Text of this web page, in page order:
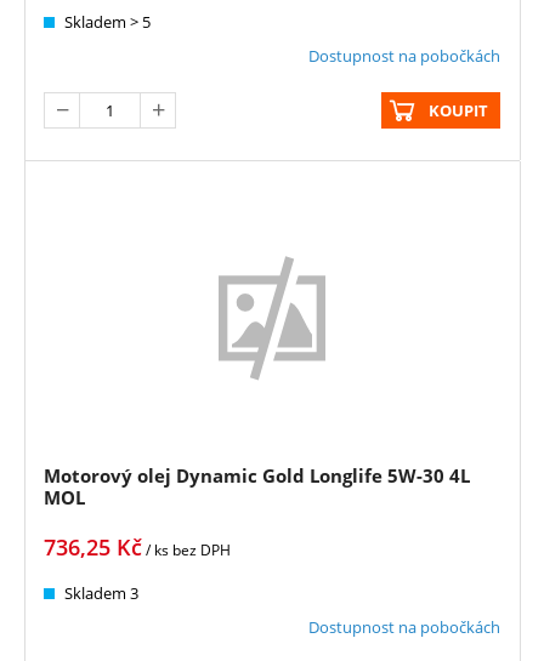
Skladem > 5
Dostupnost na pobočkách
KOUPIT
Motorový olej Dynamic Gold Longlife 5W-30 4L
MOL
736,25 Kč/ ks bez DPH
Skladem 3
Dostupnost na pobočkách